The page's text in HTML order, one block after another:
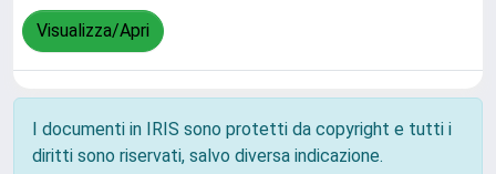
Visualizza/Apri
I documenti in IRIS sono protetti da copyright e tutti i
diritti sono riservati, salvo diversa indicazione.